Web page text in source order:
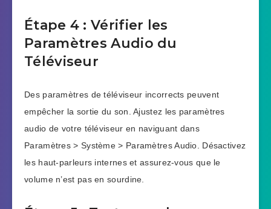
Étape 4 : Vérifier les
Paramètres Audio du
Téléviseur
Des paramètres de téléviseur incorrects peuvent
empêcher la sortie du son. Ajustez les paramètres
audio de votre téléviseur en naviguant dans
Paramètres > Système > Paramètres Audio. Désactivez
les haut-parleurs internes et assurez-vous que le
volume n’est pas en sourdine.